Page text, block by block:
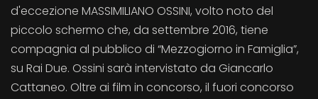
d'eccezione MASSIMILIANO OSSINI, volto noto del
piccolo schermo che, da settembre 2016, tiene
compagnia al pubblico di “Mezzogiorno in Famiglia”,
su Rai Due. Ossini sarà intervistato da Giancarlo
Cattaneo. Oltre ai film in concorso, il fuori concorso